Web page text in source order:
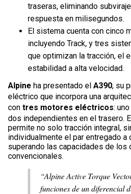
traseras, eliminando
respuesta en milisegundos.
El sistema cuenta con cinco
incluyendo Track, y tres
que optimizan la tracción, el
estabilidad a alta velocidad.
Alpine ha presentado el A390, su
eléctrico que incorpora una
con tres motores eléctricos:
dos independientes en el trasero.
permite no solo tracción integral,
individualmente el par entregado a
superando las capacidades de
convencionales.
“Alpine Active Torque
funciones de un diferencial